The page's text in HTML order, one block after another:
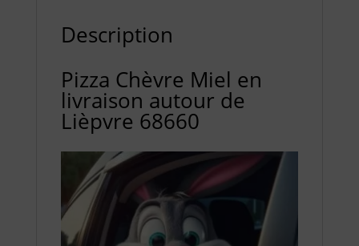
Description
Pizza Chèvre Miel en
livraison autour de
Lièpvre 68660